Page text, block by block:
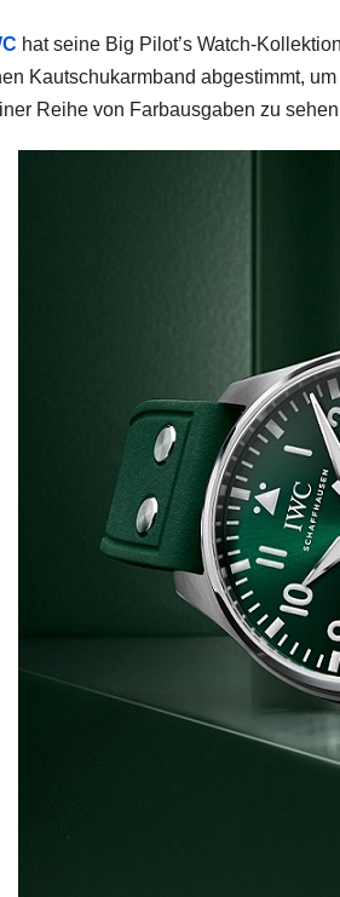
hat seine Big Pilot’s Watch-
Kautschukarmband abgestimmt,
Reihe von Farbausgaben zu